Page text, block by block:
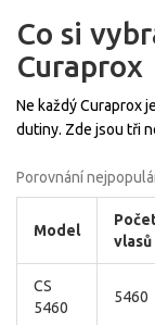
Co si
Curaprox
Ne každý Curaprox
dutiny. Zde jsou tři
Porovnání
Model
vlasů
CS
5460
5460